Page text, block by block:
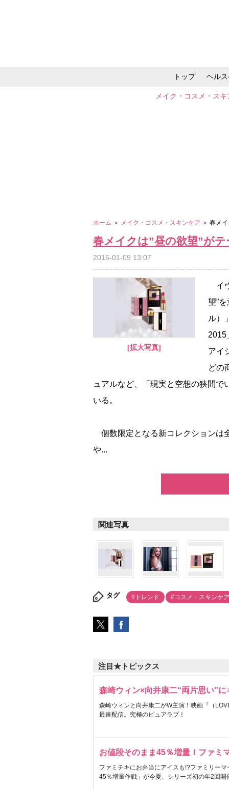
トップ ヘル
メイク・コスメ・ス
ホーム ＞ メイク・コスメ・スキンケア ＞ 春メ
春メイクは”昼の欲望”が
2015-01-09 13:07
[拡大写真]
イ
望”
ル）
2015
アイ
どの
ュアルなど、「現実と空想の狭間で
いる。
個数限定となる新コレクションは
...
関連写真
タグ #トレンド #コスメ・スキンケア
注目★トピックス
森崎ウィン×向井康二“両片思い”
森崎ウィンと向井康二がW主演！映画『（
最速配信。究極のピュアラブ！
お値段そのまま45％増量！ファミ
ファミチキにお弁当にアイスも!?ファミリー
45％増量作戦」が今夏、シリーズ初の年2回開